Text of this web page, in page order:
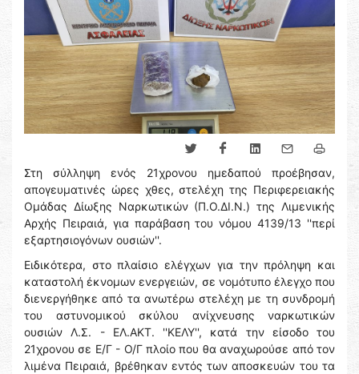
Στη σύλληψη ενός 21χρονου ημεδαπού προέβησαν,
απογευματινές ώρες χθες, στελέχη της Περιφερειακής
Ομάδας Δίωξης Ναρκωτικών (Π.Ο.ΔΙ.Ν.) της Λιμενικής
Αρχής Πειραιά, για παράβαση του νόμου 4139/13 ''περί
εξαρτησιογόνων ουσιών''.
Ειδικότερα, στο πλαίσιο ελέγχων για την πρόληψη και
καταστολή έκνομων ενεργειών, σε νομότυπο έλεγχο που
διενεργήθηκε από τα ανωτέρω στελέχη με τη συνδρομή
του αστυνομικού σκύλου ανίχνευσης ναρκωτικών
ουσιών Λ.Σ. - ΕΛ.ΑΚΤ. ''ΚΕΛΥ'', κατά την είσοδο του
21χρονου σε Ε/Γ - Ο/Γ πλοίο που θα αναχωρούσε από τον
λιμένα Πειραιά, βρέθηκαν εντός των αποσκευών του τα